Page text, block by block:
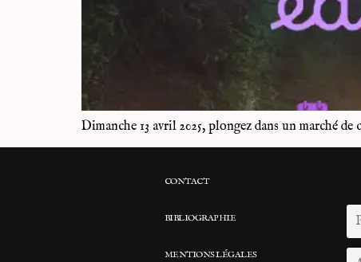
Dimanche 13 avril 2025, plongez dans un marché
CONTACT
BIBLIOGRAPHIE
MENTIONS LÉGALES